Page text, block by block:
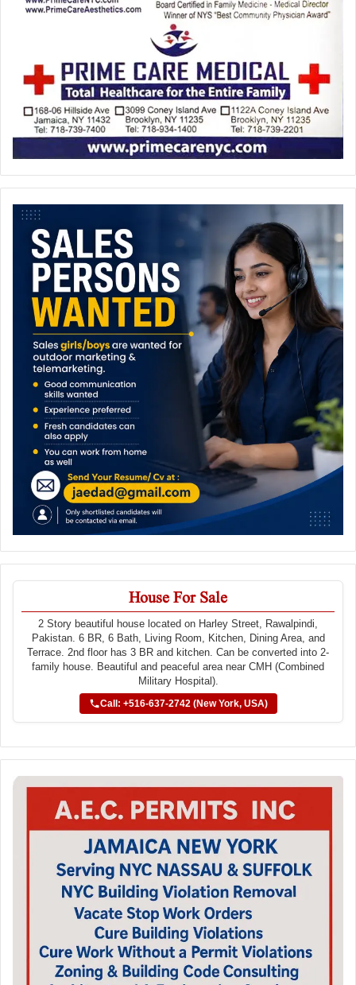
House For Sale
2 Story beautiful house located on Harley Street, Rawalpindi,
Pakistan. 6 BR, 6 Bath, Living Room, Kitchen, Dining Area, and
Terrace. 2nd floor has 3 BR and kitchen. Can be converted into 2-
family house. Beautiful and peaceful area near CMH (Combined
Military Hospital).
Call: +516-637-2742 (New York, USA)